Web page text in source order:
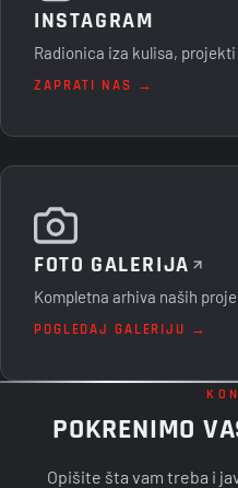
INSTAGRAM
Radionica iza kulisa,
ZAPRATI NAS →
FOTO GALERIJA
Kompletna arhiva naših
POGLEDAJ GALERIJU →
POKRENIMO
Opišite šta vam treba i